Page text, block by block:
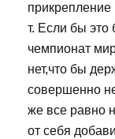
т. Если бы
чемпионат
нет,что бы
совершенно
же все равно
от себя